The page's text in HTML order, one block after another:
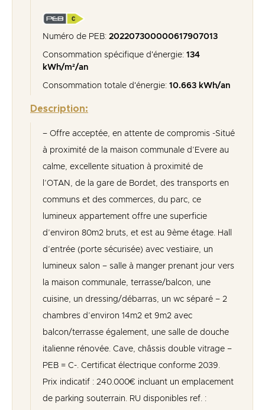
Numéro de PEB: 20220730­0000617907­01­3
Consommation spécifique d'énergie: 134
kWh/m²/an
Consommation totale d'énergie: 10.663 kWh/an
Description:
– Offre acceptée, en attente de compromis -Situé
à proximité de la maison communale d’Evere au
calme, excellente situation à proximité de
l’OTAN, de la gare de Bordet, des transports en
communs et des commerces, du parc, ce
lumineux appartement offre une superficie
d’environ 80m2 bruts, et est au 9ème étage. Hall
d’entrée (porte sécurisée) avec vestiaire, un
lumineux salon – salle à manger prenant jour vers
la maison communale, terrasse/balcon, une
cuisine, un dressing/débarras, un wc séparé – 2
chambres d’environ 14m2 et 9m2 avec
balcon/terrasse également, une salle de douche
italienne rénovée. Cave, châssis double vitrage –
PEB = C-. Certificat électrique conforme 2039.
Prix indicatif : 240.000€ incluant un emplacement
de parking souterrain. RU disponibles ref. :